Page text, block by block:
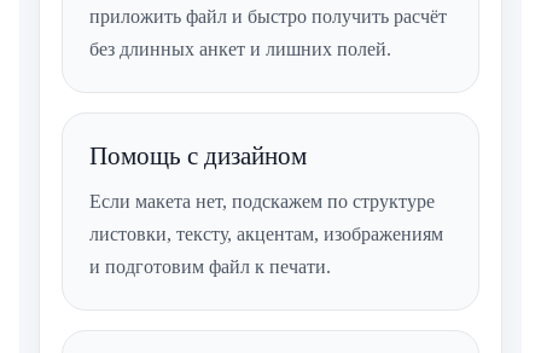
приложить файл и быстро получить расчёт
без длинных анкет и лишних полей.
Помощь с дизайном
Если макета нет, подскажем по структуре
листовки, тексту, акцентам, изображениям
и подготовим файл к печати.